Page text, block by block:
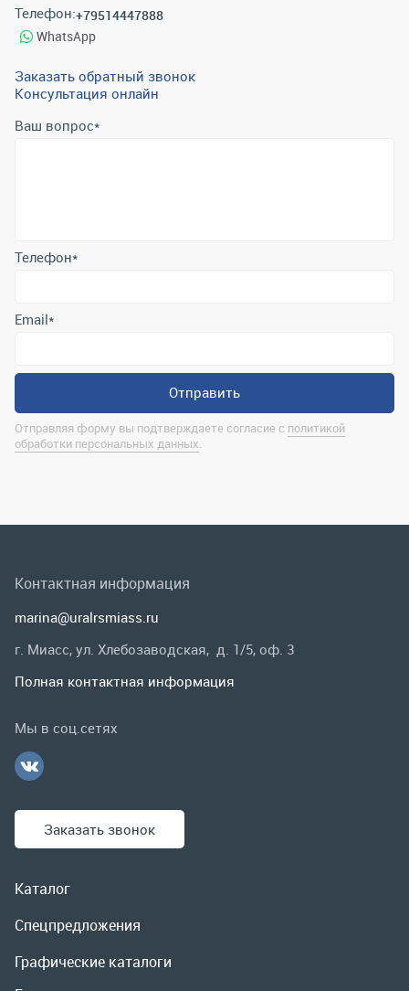
Телефон:+79514447888
WhatsApp
Заказать обратный звонок
Консультация онлайн
Ваш вопрос*
Отправляя форму вы подтверждаете согласие с
Спецпредложения
Гарантии и возврат
Контактная информация
marina@uralrsmiass.ru
Заказать звонок